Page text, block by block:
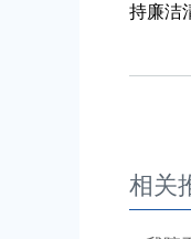
持廉洁
相关